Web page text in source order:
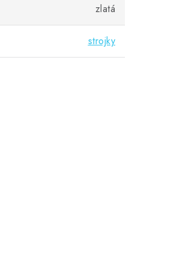
zlatá
strojky